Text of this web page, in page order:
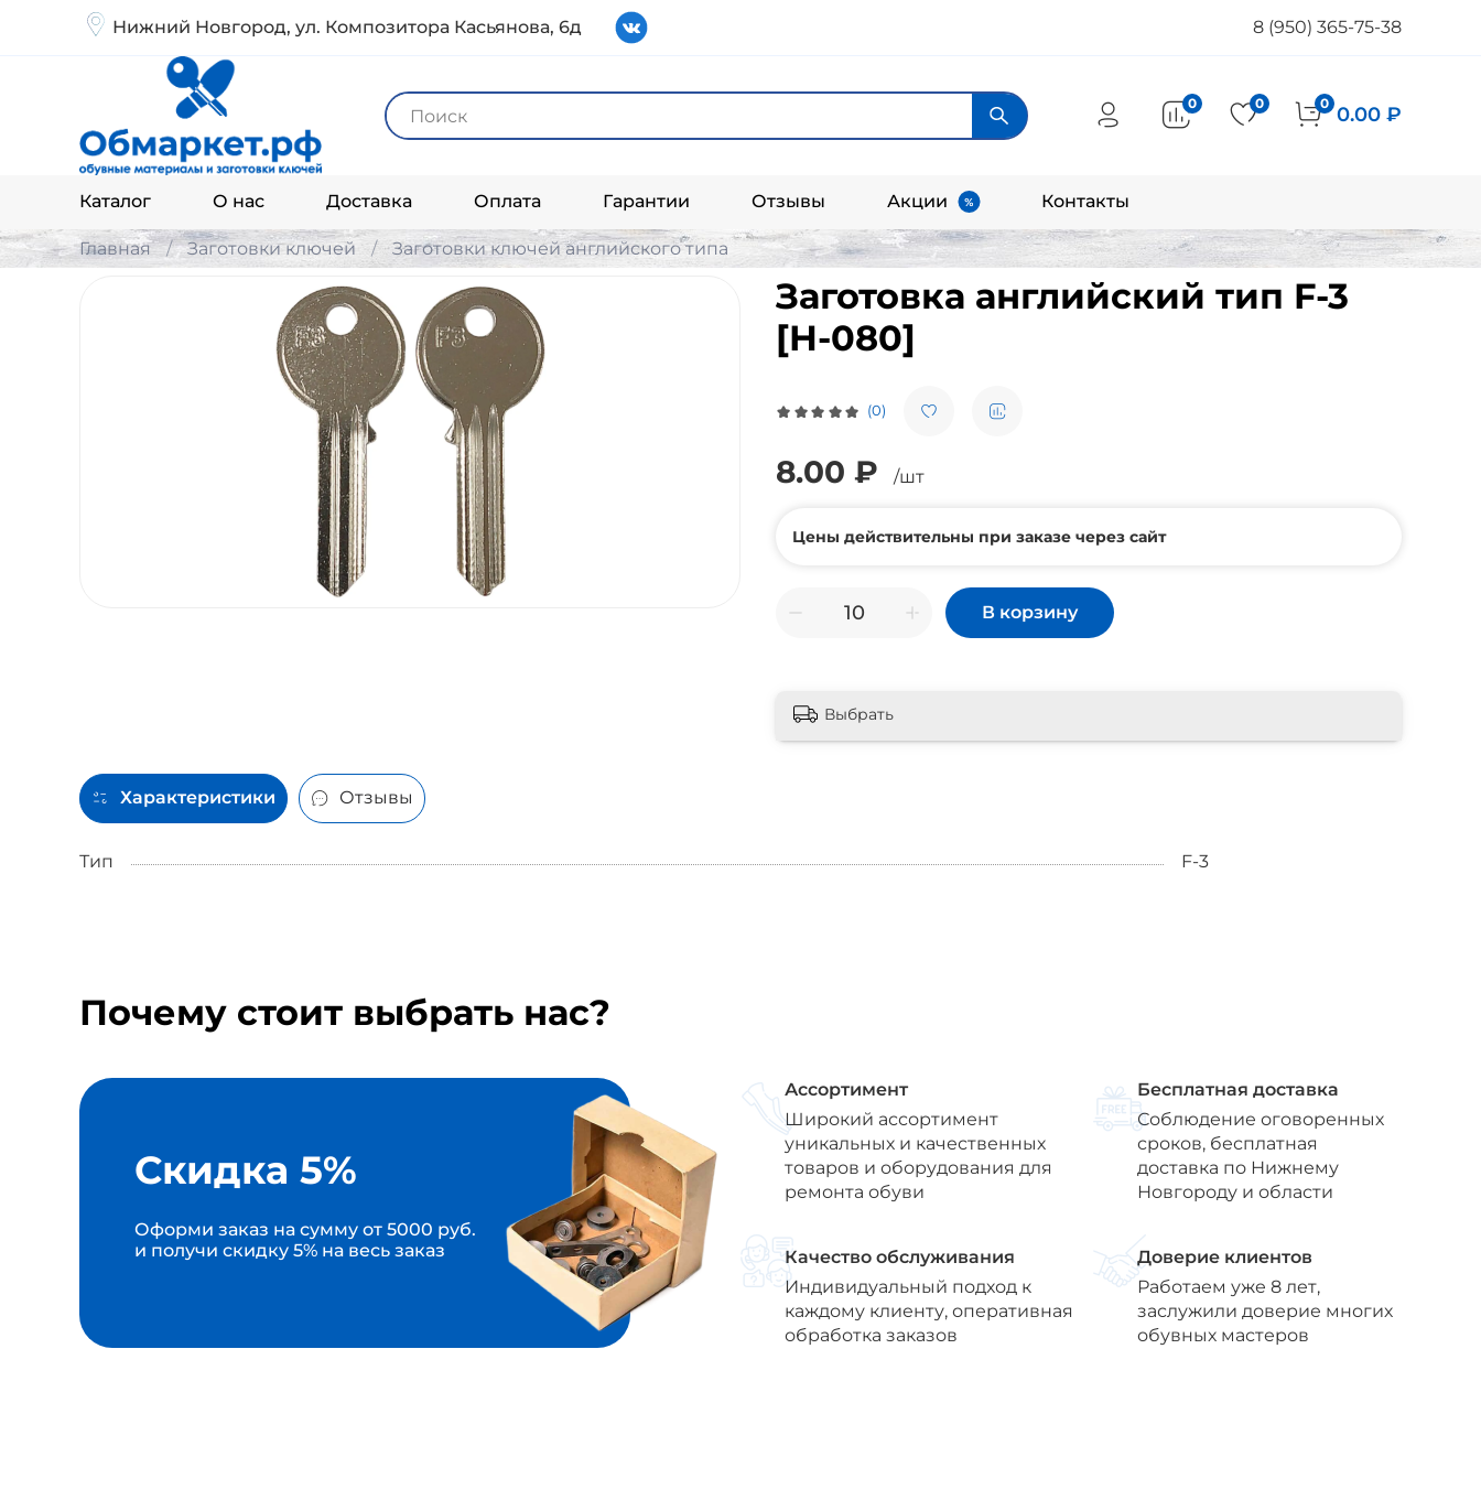
Нижний Новгород, ул. Композитора Касьянова, 6д 8 (950) 365-75-38
Каталог О нас Доставка Оплата Гарантии Отзывы Акции Контакты
0 0 0 0.00 ₽
Главная Заготовки ключей Заготовки ключей английского типа
(0)
Заготовка английский тип F-3
[H-080]
8.00 ₽ /шт
Цены действительны при заказе через сайт
В корзину
Выбрать
Характеристики Отзывы
Тип F-3
Почему стоит выбрать нас?
Скидка 5%
Оформи заказ на сумму от 5000 руб.
и получи скидку 5% на весь заказ
Ассортимент
Широкий ассортимент
уникальных и качественных
товаров и оборудования для
ремонта обуви
Бесплатная доставка
Соблюдение оговоренных
сроков, бесплатная
доставка по Нижнему
Новгороду и области
Качество обслуживания
Индивидуальный подход к
каждому клиенту, оперативная
обработка заказов
Доверие клиентов
Работаем уже 8 лет,
заслужили доверие многих
обувных мастеров